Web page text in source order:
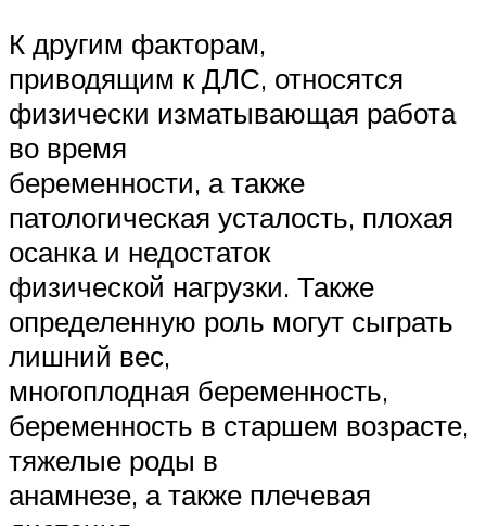
К другим факторам,
приводящим к ДЛС, относятся
физически изматывающая работа
во время
беременности, а также
патологическая усталость, плохая
осанка и недостаток
физической нагрузки. Также
определенную роль могут сыграть
лишний вес,
многоплодная беременность,
беременность в старшем возрасте,
тяжелые роды в
анамнезе, а также плечевая